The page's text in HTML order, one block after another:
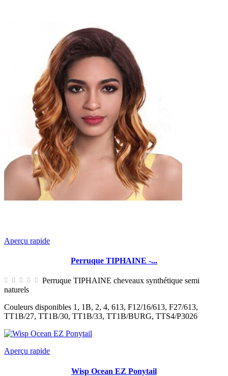
Aperçu rapide
Perruque TIPHAINE -...
Perruque TIPHAINE cheveaux synthétique semi
naturels
Couleurs disponibles 1, 1B, 2, 4, 613, F12/16/613, F27/613,
TT1B/27, TT1B/30, TT1B/33, TT1B/BURG, TTS4/P3026
Aperçu rapide
Wisp Ocean EZ Ponytail